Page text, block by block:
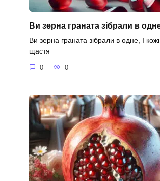
Ви зерна граната зібрали в
Ви зерна граната зібрали в одне, І
щастя
0 0